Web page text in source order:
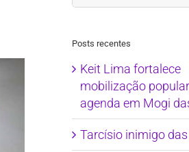
Posts recentes
Keit Lima fortalece
mobilização
agenda em Mogi
Tarcísio inimigo